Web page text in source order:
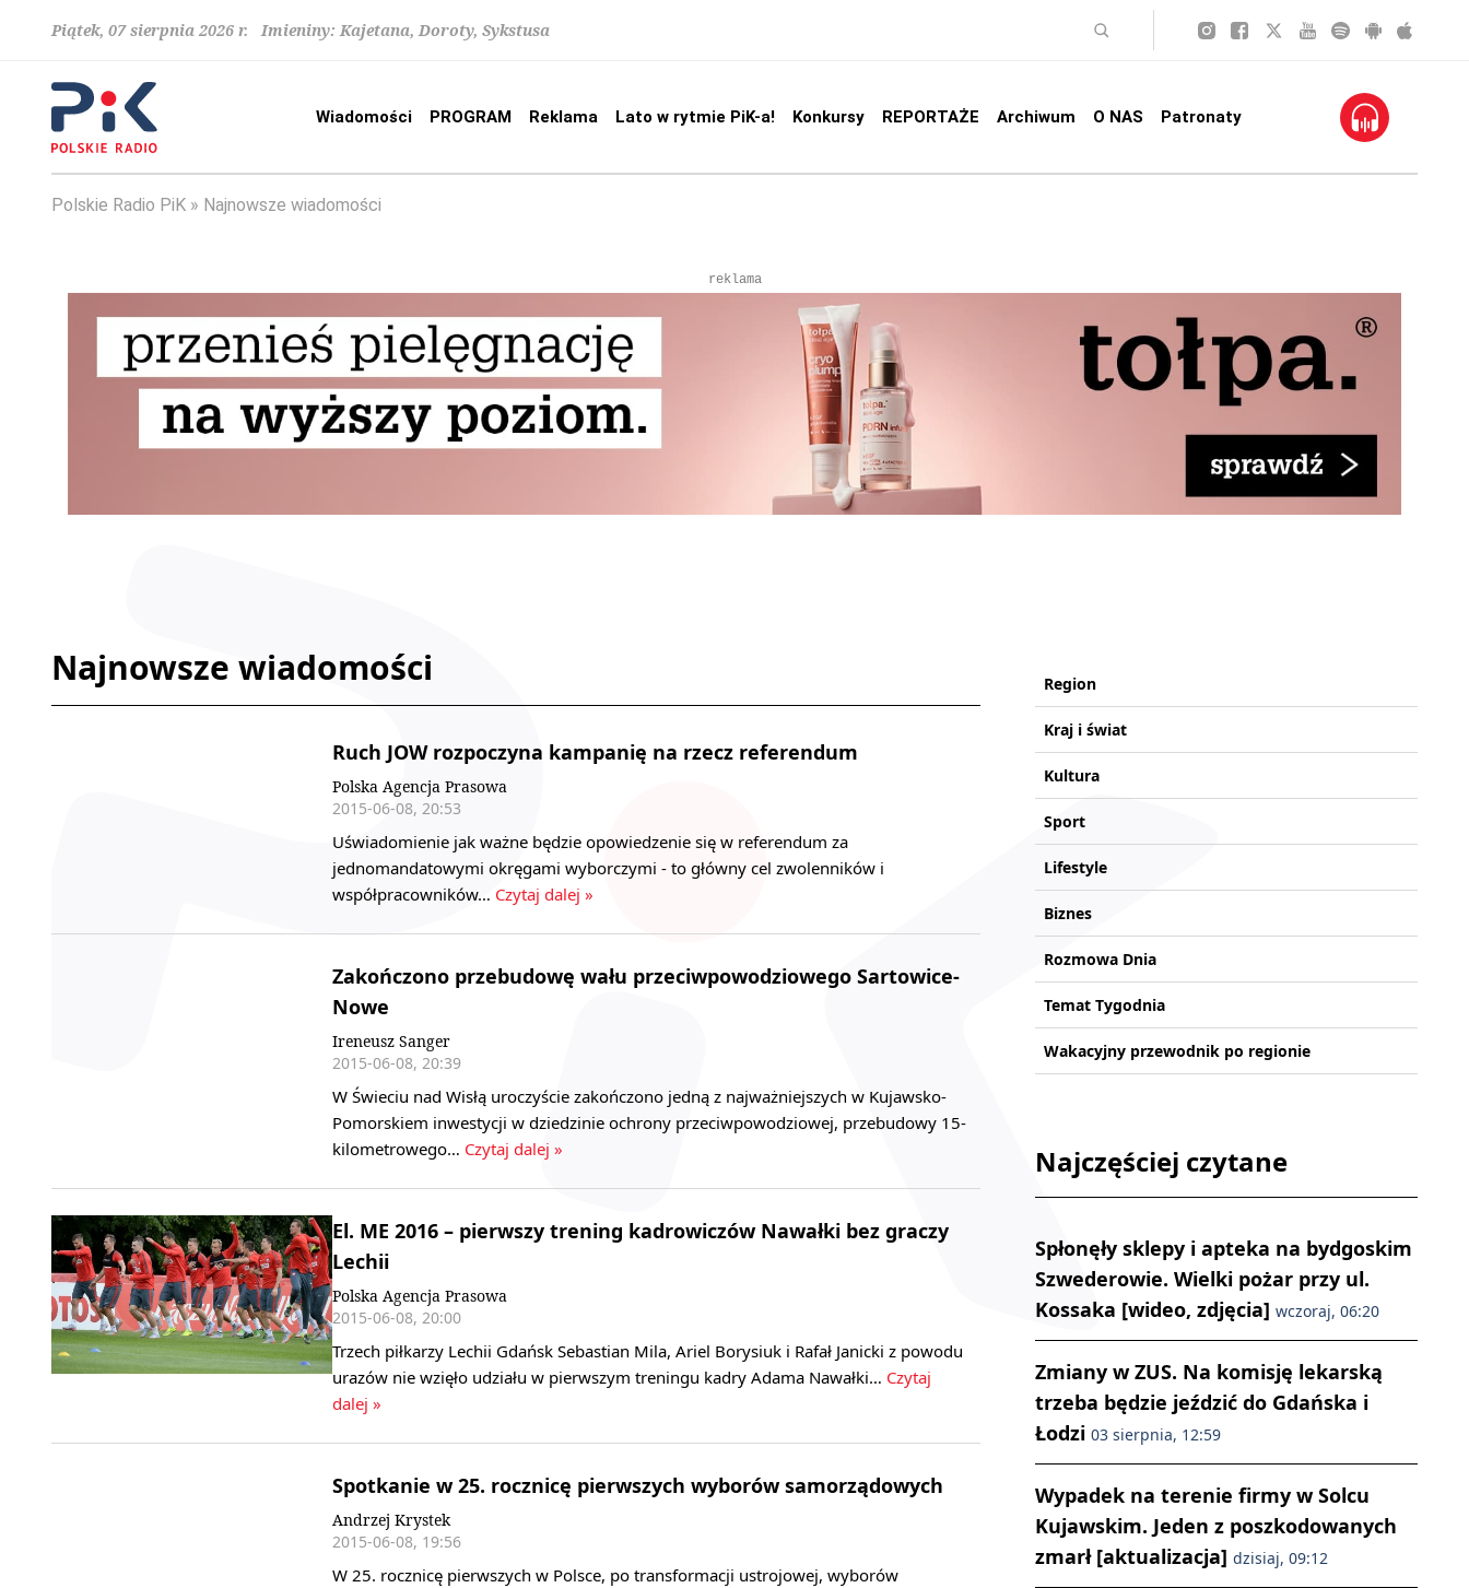
Piątek, 07 sierpnia 2026 r. Imieniny: Kajetana, Doroty, Sykstusa
Wiadomości PROGRAM Reklama Lato w rytmie PiK-a! Konkursy REPORTAŻE Archiwum O NAS Patronaty
Polskie Radio PiK Najnowsze wiadomości
reklama
Najnowsze wiadomości
Ruch JOW rozpoczyna kampanię na rzecz referendum
Polska Agencja Prasowa
2015-06-08, 20:53
Uświadomienie jak ważne będzie opowiedzenie się w referendum za
jednomandatowymi okręgami wyborczymi - to główny cel zwolenników i
współpracowników… Czytaj dalej »
Zakończono przebudowę wału przeciwpowodziowego Sartowice-
Nowe
Ireneusz Sanger
2015-06-08, 20:39
W Świeciu nad Wisłą uroczyście zakończono jedną z najważniejszych w Kujawsko-
Pomorskiem inwestycji w dziedzinie ochrony przeciwpowodziowej, przebudowy 15-
kilometrowego… Czytaj dalej »
El. ME 2016 – pierwszy trening kadrowiczów Nawałki bez graczy
Lechii
Polska Agencja Prasowa
2015-06-08, 20:00
Trzech piłkarzy Lechii Gdańsk Sebastian Mila, Ariel Borysiuk i Rafał Janicki z powodu
urazów nie wzięło udziału w pierwszym treningu kadry Adama Nawałki… Czytaj
dalej »
Spotkanie w 25. rocznicę pierwszych wyborów samorządowych
Andrzej Krystek
2015-06-08, 19:56
W 25. rocznicę pierwszych w Polsce, po transformacji ustrojowej, wyborów
Region
Kraj i świat
Kultura
Sport
Lifestyle
Biznes
Rozmowa Dnia
Temat Tygodnia
Wakacyjny przewodnik po regionie
Najczęściej czytane
Spłonęły sklepy i apteka na bydgoskim
Szwederowie. Wielki pożar przy ul.
Kossaka [wideo, zdjęcia] wczoraj, 06:20
Zmiany w ZUS. Na komisję lekarską
trzeba będzie jeździć do Gdańska i
Łodzi 03 sierpnia, 12:59
Wypadek na terenie firmy w Solcu
Kujawskim. Jeden z poszkodowanych
zmarł [aktualizacja] dzisiaj, 09:12